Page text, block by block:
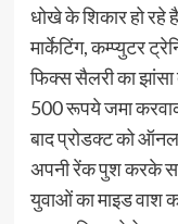
धोखे के शिकार हो रहे
मार्केटिंग, कम्प्युटर
फिक्स सैलरी का
500 रूपये जमा
बाद प्रोडक्ट को
अपनी रेंक पुश करके
युवाओं का माइड वाश